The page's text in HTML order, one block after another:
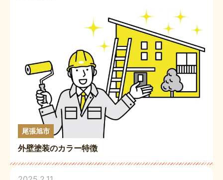
尾張旭市
外壁塗装のカラー特徴